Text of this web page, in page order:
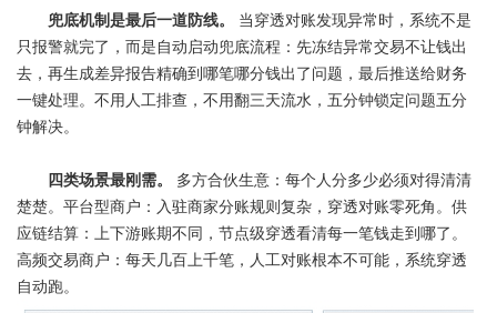
兜底机制是最后一道防线。 当穿透对账发现异常时，系统不是
只报警就完了，而是自动启动兜底流程：先冻结异常交易不让钱出
去，再生成差异报告精确到哪笔哪分钱出了问题，最后推送给财务
一键处理。不用人工排查，不用翻三天流水，五分钟锁定问题五分
钟解决。
四类场景最刚需。
多方合伙生意：每个人分多少必须对得清清
楚楚。平台型商户：入驻商家分账规则复杂，穿透对账零死角。供
应链结算：上下游账期不同，节点级穿透看清每一笔钱走到哪了。
高频交易商户：每天几百上千笔，人工对账根本不可能，系统穿透
自动跑。